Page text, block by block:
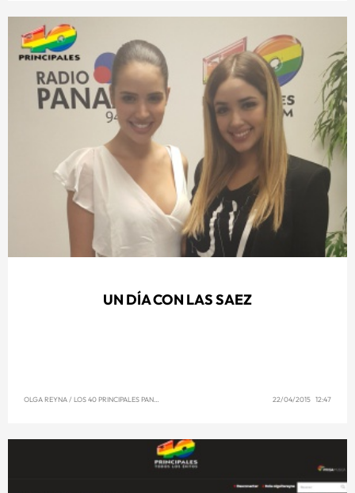
UN DÍA CON LAS SAEZ
OLGA REYNA/ LOS 40 PRINCIPALES PANAMÁ 22/04/2015 12:47